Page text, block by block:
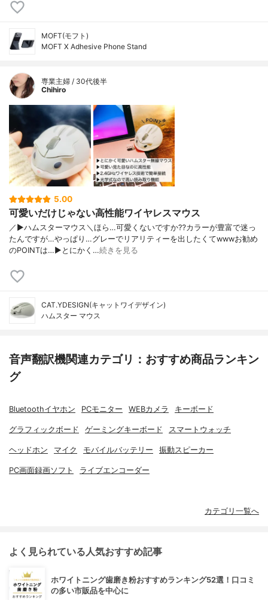
MOFT(モフト)
MOFT X Adhesive Phone Stand
専業主婦 / 30代後半
Chihiro
5.00
可愛いだけじゃない高性能ワイヤレスマウス
／▶︎ハムスターマウス＼ほら…可愛くないですか⁇カラーが豊富で迷っ
たんですが…やっぱり…グレーでリアリティーを出したくてwwwお勧め
のPOINTは…▶︎とにかく…続きを見る
CAT.YDESIGN(キャットワイデザイン)
ハムスター マウス
音声翻訳機関連カテゴリ：おすすめ商品ランキン
グ
Bluetoothイヤホン PCモニター WEBカメラ キーボード
グラフィックボード ゲーミングキーボード スマートウォッチ
ヘッドホン マイク モバイルバッテリー 振動スピーカー
PC画面録画ソフト ライブエンコーダー
カテゴリ一覧へ
よく見られている人気おすすめ記事
ホワイトニング歯磨き粉おすすめランキング52選！口コミ
の多い市販品を中心に